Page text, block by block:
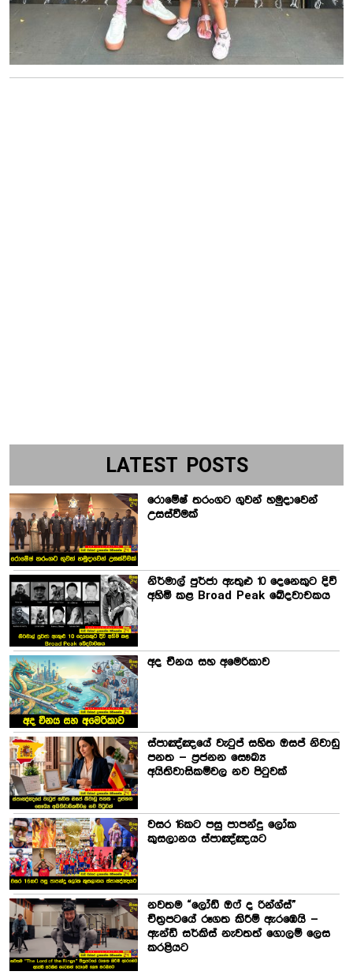
LATEST POSTS
රොමේෂ් තරංගට ගුවන් හමුදාවෙන්
උසස්වීමක්
නිර්මාල් පුර්ජා ඇතුළු 10 දෙනෙකුට දිවි
අහිමි කළ Broad Peak ඛේදවාචකය
අද චීනය සහ අමෙරිකාව
ස්පාඤ්ඤයේ වැටුප් සහිත ඔසප් නිවාඩු
පනත – ප්‍රජනන සෞඛ්‍ය
අයිතිවාසිකම්වල නව පිටුවක්
වසර 16කට පසු පාපන්දු ලෝක
කුසලානය ස්පාඤ්ඤයට
නවතම “ලෝඩ් ඔෆ් ද රින්ග්ස්”
චිත්‍රපටයේ රූගත කිරීම් ඇරඹෙයි –
ඇන්ඩි සර්කිස් නැවතත් ගොලම් ලෙස
කරළියට